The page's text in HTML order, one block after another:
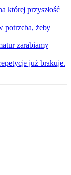
której przyszłość
potrzeba, żeby
zarabiamy
już brakuje.